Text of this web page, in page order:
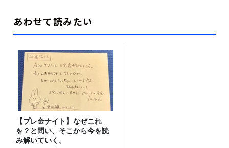
あわせて読みたい
【プレ金ナイト】なぜこれ
を？と問い、そこから今を読
み解いていく。